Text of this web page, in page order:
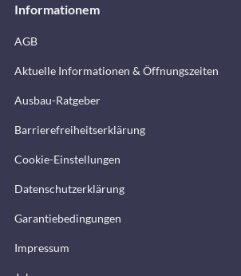
Informationem
AGB
Aktuelle Informationen & Öffnungszeiten
Ausbau-Ratgeber
Barrierefreiheitserklärung
Cookie-Einstellungen
Datenschutzerklärung
Garantiebedingungen
Impressum